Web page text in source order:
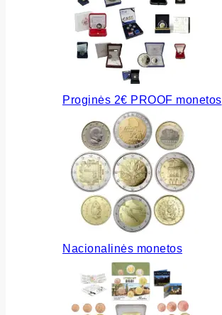
Proginės 2€ PROOF monetos
Nacionalinės monetos